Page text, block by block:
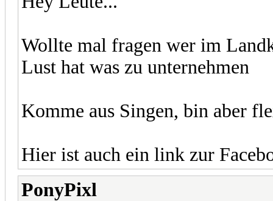
Wollte mal fragen wer im
Lust hat was zu unternehmen
Komme aus Singen, bin aber
Hier ist auch ein link zur
PonyPixl